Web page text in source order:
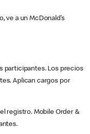
ve a un McDonald’s
participantes. Los precios
Aplican cargos por
registro. Mobile Order &